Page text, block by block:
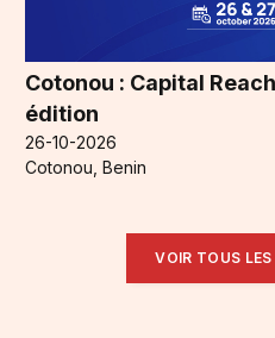
Cotonou : Capital
édition
26-10-2026
Cotonou, Benin
VOIR TOUS